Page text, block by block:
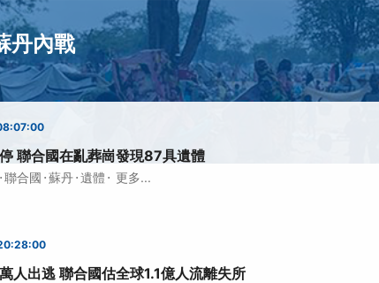
丹內戰
聯合國在亂葬崗發現87具遺體
·聯合國 ·蘇丹·遺體 · 更多...
人出逃 聯合國估全球1.1億人流離失所